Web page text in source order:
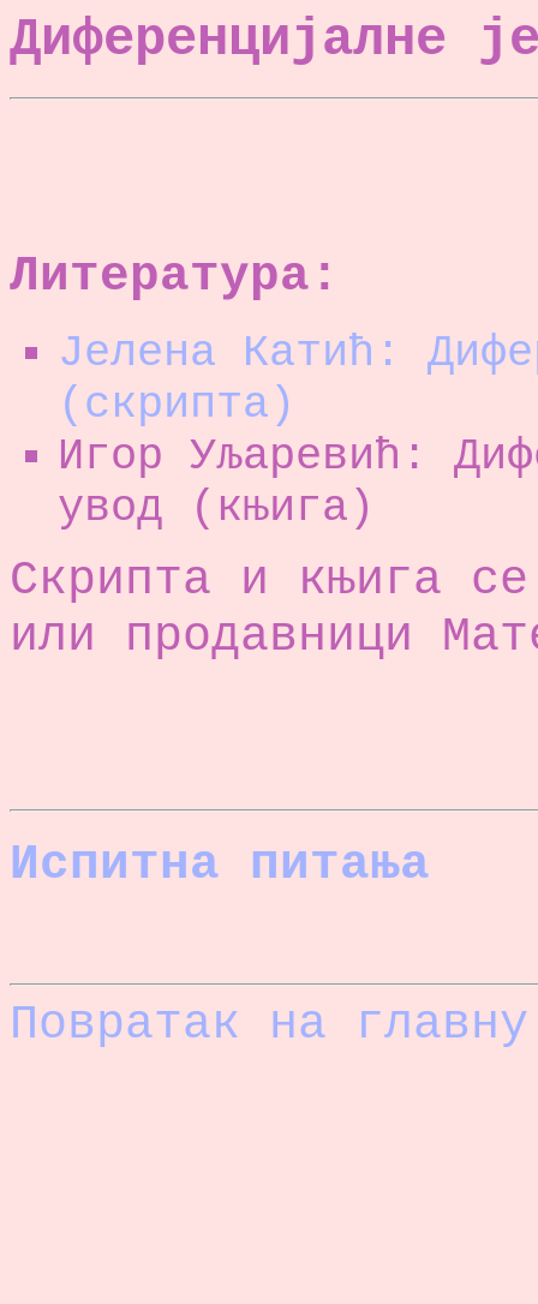
Диференцијалне
Литература:
Јелена Катић:
(скрипта)
Игор Уљаревић:
увод (књига)
Скрипта и књига
или продавници
Испитна питања
Повратак на